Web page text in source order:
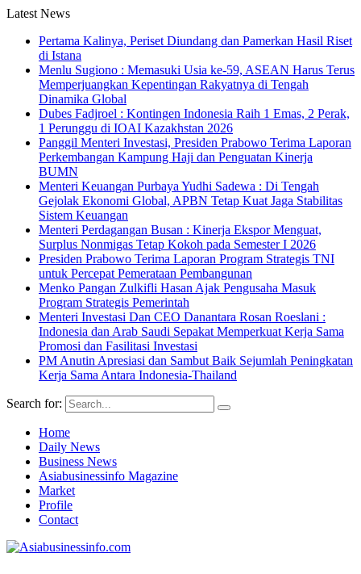
Latest News
Pertama Kalinya, Periset Diundang dan Pamerkan Hasil Riset
di Istana
Menlu Sugiono : Memasuki Usia ke-59, ASEAN Harus Terus
Memperjuangkan Kepentingan Rakyatnya di Tengah
Dinamika Global
Dubes Fadjroel : Kontingen Indonesia Raih 1 Emas, 2 Perak,
1 Perunggu di IOAI Kazakhstan 2026
Panggil Menteri Investasi, Presiden Prabowo Terima Laporan
Perkembangan Kampung Haji dan Penguatan Kinerja
BUMN
Menteri Keuangan Purbaya Yudhi Sadewa : Di Tengah
Gejolak Ekonomi Global, APBN Tetap Kuat Jaga Stabilitas
Sistem Keuangan
Menteri Perdagangan Busan : Kinerja Ekspor Menguat,
Surplus Nonmigas Tetap Kokoh pada Semester I 2026
Presiden Prabowo Terima Laporan Program Strategis TNI
untuk Percepat Pemerataan Pembangunan
Menko Pangan Zulkifli Hasan Ajak Pengusaha Masuk
Program Strategis Pemerintah
Menteri Investasi Dan CEO Danantara Rosan Roeslani :
Indonesia dan Arab Saudi Sepakat Memperkuat Kerja Sama
Promosi dan Fasilitasi Investasi
PM Anutin Apresiasi dan Sambut Baik Sejumlah Peningkatan
Kerja Sama Antara Indonesia-Thailand
Search for:
Home
Daily News
Business News
Asiabusinessinfo Magazine
Market
Profile
Contact